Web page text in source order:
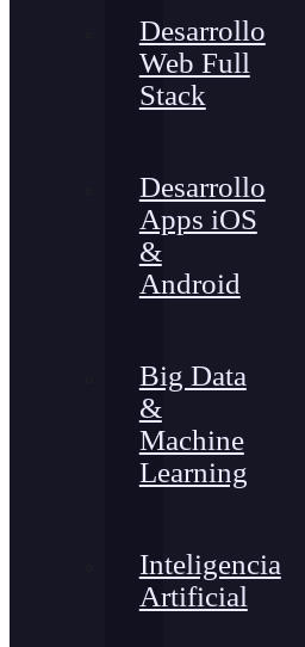
Desarrollo
Web Full
Stack
Desarrollo
Apps iOS
&
Android
Big Data
&
Machine
Learning
Inteligencia
Artificial